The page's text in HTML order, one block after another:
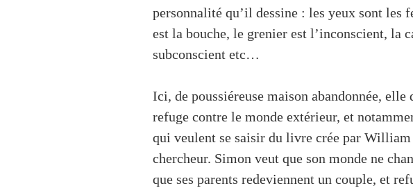
personnalité qu’il dessine : les yeux sont les
est la bouche, le grenier est l’inconscient, la
subconscient etc…
Ici, de poussiéreuse maison abandonnée, elle
refuge contre le monde extérieur, et
qui veulent se saisir du livre crée par
chercheur. Simon veut que son monde ne
que ses parents redeviennent un couple, et